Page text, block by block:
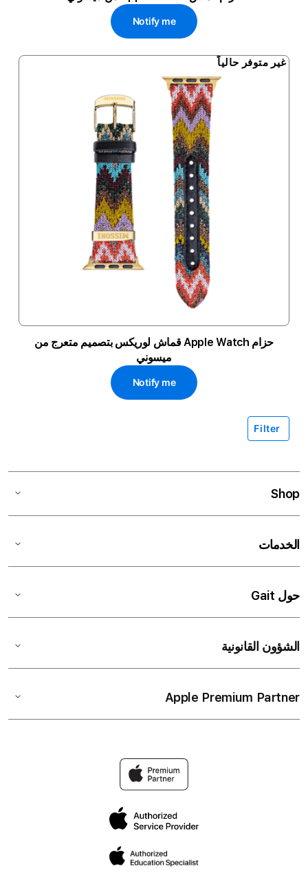
Notify me
غير متوفر حالياً
حزام Apple Watch قماش لوريكس بتصميم متعرج من
ميسوني
Notify me
Filter
Shop
الخدمات
حول Gait
الشؤون القانونية
Apple Premium Partner